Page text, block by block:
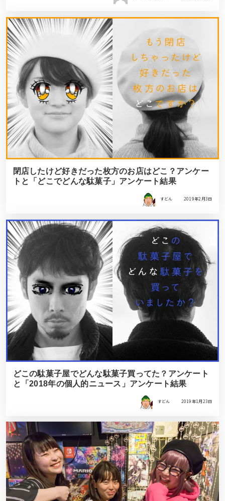
閉店したけど好きだった枚方のお店はどこ？アンケー
トと「どこでどんな駄菓子」アンケート結果
すどん 2019年2月3日
どこの駄菓子屋でどんな駄菓子買ってた？アンケート
と「2018年の個人的ニュース」アンケート結果
すどん 2019年1月23日